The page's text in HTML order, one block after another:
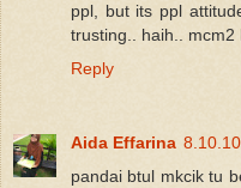
ppl, but its ppl
trusting.. haih..
Reply
Aida Effarina 8.10.10
pandai btul mkcik tu